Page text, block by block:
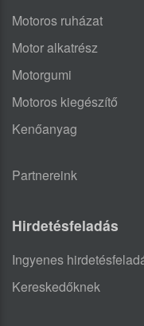
Motoros ruházat
Motor alkatrész
Motorgumi
Motoros kiegészítő
Kenőanyag
Partnereink
Hirdetésfeladás
Ingyenes
Kereskedőknek